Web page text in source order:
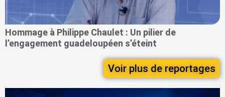
Hommage à Philippe Chaulet : Un pilier de
l’engagement guadeloupéen s’éteint
Voir plus de reportages